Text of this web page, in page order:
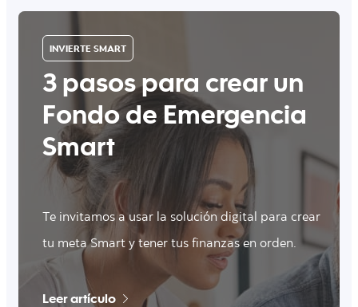
INVIERTE SMART
3 pasos para crear un
Fondo de Emergencia
Smart
Te invitamos a usar la solución digital para crear
tu meta Smart y tener tus finanzas en orden.
Leer artículo